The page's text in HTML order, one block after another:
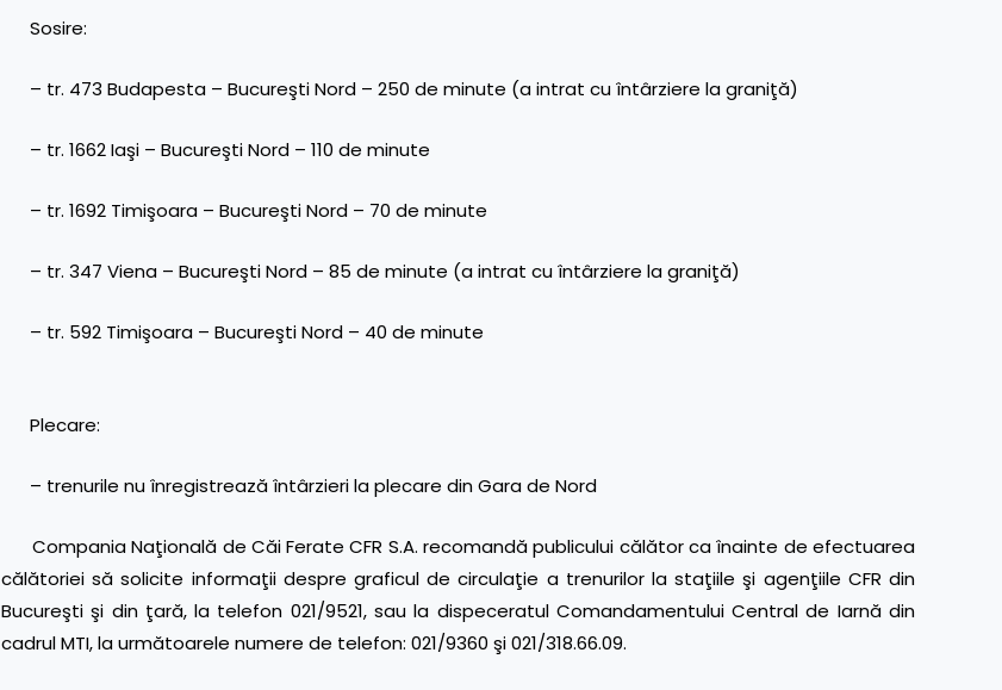
Sosire:
– tr. 473 Budapesta – Bucureşti Nord – 250 de minute (a intrat cu întârziere la graniţă)
– tr. 1662 Iaşi – Bucureşti Nord – 110 de minute
– tr. 1692 Timişoara – Bucureşti Nord – 70 de minute
– tr. 347 Viena – Bucureşti Nord – 85 de minute (a intrat cu întârziere la graniţă)
– tr. 592 Timişoara – Bucureşti Nord – 40 de minute
Plecare:
– trenurile nu înregistrează întârzieri la plecare din Gara de Nord
Compania Naţională de Căi Ferate CFR S.A. recomandă publicului călător ca înainte de efectuarea
călătoriei să solicite informaţii despre graficul de circulaţie a trenurilor la staţiile şi agenţiile CFR din
Bucureşti şi din ţară, la telefon 021/9521, sau la dispeceratul Comandamentului Central de Iarnă din
cadrul MTI, la următoarele numere de telefon: 021/9360 şi 021/318.66.09.